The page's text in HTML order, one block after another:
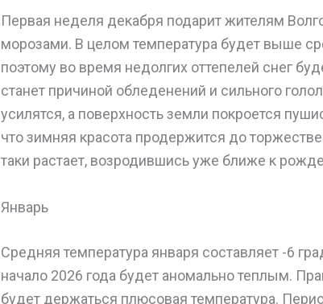
Первая неделя декабря подарит жителям
морозами. В целом температура будет выше
поэтому во время недолгих оттепелей снег
станет причиной обледенений и сильного
усилятся, а поверхность земли покроется
что зимняя красота продержится до
таки растает, возродившись уже ближе к
Январь
Средняя температура января составляет -6
начало 2026 года будет аномально теплым.
будет держаться плюсовая температура.